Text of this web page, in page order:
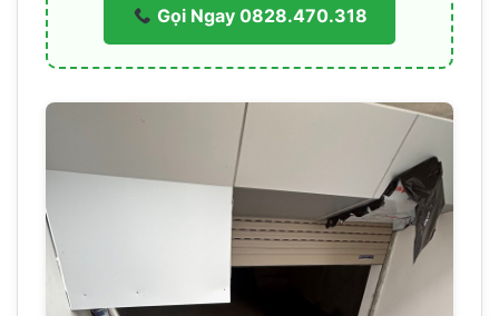
Gọi Ngay 0828.470.318